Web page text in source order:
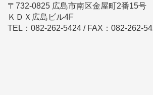
〒732-0825 広島市南区金屋町2番15号
ＫＤＸ広島ビル4F
TEL：082-262-5424 / FAX：082-262-